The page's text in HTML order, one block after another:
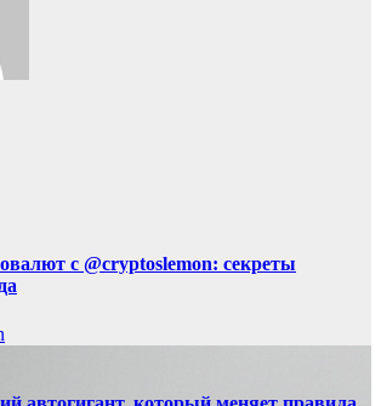
с @cryptoslemon: секреты